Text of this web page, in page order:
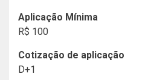
Aplicação Mínima
R$ 100
Cotização de aplicação
D+1